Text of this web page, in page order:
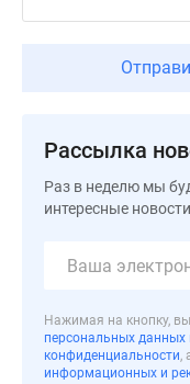
новостроек
Субсидированная
Москве
Рассылка
Раз в неделю мы
интересные
Нажимая на кнопку,
персональных данных
конфиденциальности,
информационных и